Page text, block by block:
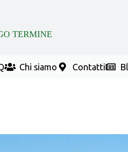
TERMINE
Chi siamo Contatti